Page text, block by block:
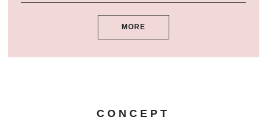
RECRUIT
求人情報
オーガニックについて
MORE
CONCEPT